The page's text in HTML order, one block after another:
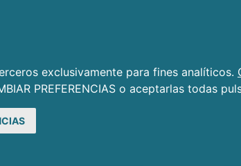
exclusivamente para fines analíticos.
PREFERENCIAS o aceptarlas todas